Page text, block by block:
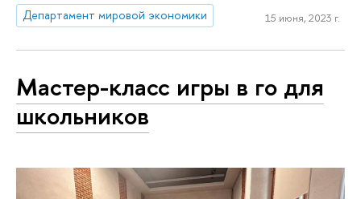
Департамент мировой экономики
15 июня, 2023 г.
Мастер-класс игры в го для
школьников